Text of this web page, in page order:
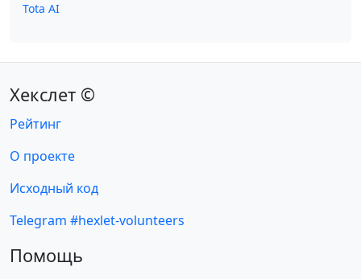
Tota AI
Хекслет ©
Рейтинг
О проекте
Исходный код
Telegram #hexlet-volunteers
Помощь